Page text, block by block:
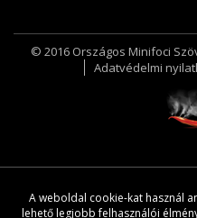
© 2016 Országos Minifoci
Adatvédelmi
A weboldal cookie-kat használ
lehető legjobb felhasználói